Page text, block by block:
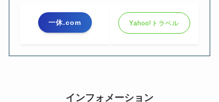
一休.com Yahoo!トラベル
インフォメーション